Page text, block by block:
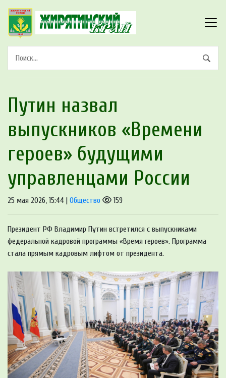
Путин назвал
выпускников «Времени
героев» будущими
управленцами России
25 мая 2026, 15:44 | Общество 159
Президент РФ Владимир Путин встретился с выпускниками
федеральной кадровой программы «Время героев». Программа
стала прямым кадровым лифтом от президента.